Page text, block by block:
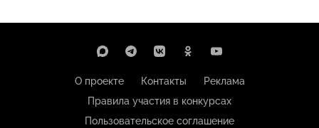
О проекте Контакты
Реклама
Правила участия в конкурсах
Пользовательское соглашение